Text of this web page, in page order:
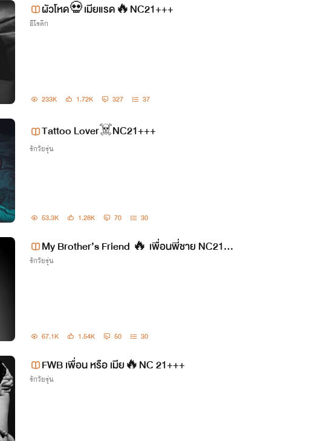
ผัวโหด💀เมียแรด🔥NC21+++
อีโรติก
233K 1.72K 327 37
Tattoo Lover☠️NC21+++
รักวัยรุ่น
53.3K 1.28K 70 30
My Brother’s Friend 🔥 เพื่อนพี่ชาย NC21++
+
รักวัยรุ่น
67.1K 1.54K 50 30
FWB เพื่อน หรือ เมีย🔥NC 21+++
รักวัยรุ่น